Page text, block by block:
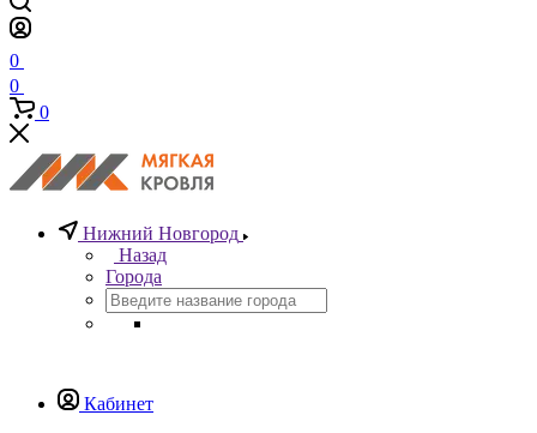
0
0
0
Нижний Новгород
Назад
Города
Кабинет